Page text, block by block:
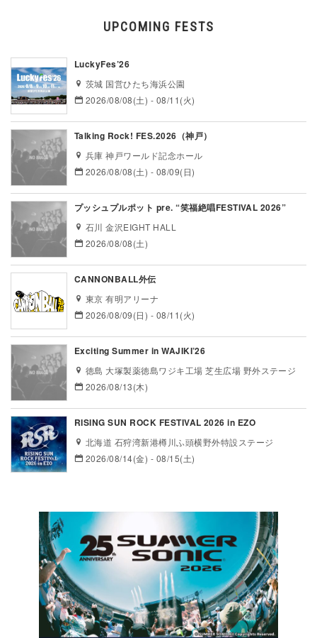
UPCOMING FESTS
LuckyFes’26
茨城 国営ひたち海浜公園
2026/08/08(土) - 08/11(火)
Talking Rock! FES.2026（神戸）
兵庫 神戸ワールド記念ホール
2026/08/08(土) - 08/09(日)
プッシュプルポット pre. “笑福絶唱FESTIVAL 2026”
石川 金沢EIGHT HALL
2026/08/08(土)
CANNONBALL外伝
東京 有明アリーナ
2026/08/09(日) - 08/11(火)
Exciting Summer in WAJIKI’26
徳島 大塚製薬徳島ワジキ工場 芝生広場 野外ステージ
2026/08/13(木)
RISING SUN ROCK FESTIVAL 2026 in EZO
北海道 石狩湾新港樽川ふ頭横野外特設ステージ
2026/08/14(金) - 08/15(土)